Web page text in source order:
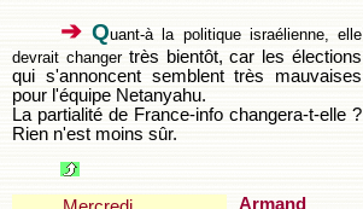
➔ Quant-à la politique israélienne, elle
devrait changer très bientôt, car les élections
qui s'annoncent semblent très mauvaises
pour l'équipe Netanyahu.
La partialité de France-info changera-t-elle ?
Rien n'est moins sûr.
Armand